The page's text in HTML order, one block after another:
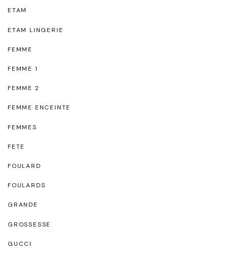
ETAM
ETAM LINGERIE
FEMME
FEMME 1
FEMME 2
FEMME ENCEINTE
FEMMES
FETE
FOULARD
FOULARDS
GRANDE
GROSSESSE
GUCCI